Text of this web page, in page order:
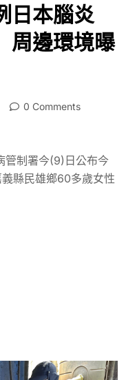
日本腦炎
邊環境曝
0 Comments
管制署今(9)日公布今
縣民雄鄉60多歲女性